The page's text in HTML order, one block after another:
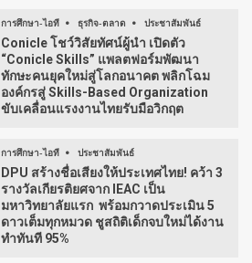
การศึกษา-ไอที ธุรกิจ-ตลาด ประชาสัมพันธ์
Conicle โชว์วิสัยทัศน์ผู้นำ เปิดตัว
“Conicle Skills” แพลตฟอร์มพัฒนา
ทักษะคนยุคใหม่สู่โลกอนาคต พลิกโฉม
องค์กรสู่ Skills-Based Organization
ขับเคลื่อนแรงงานไทยรับมือวิกฤต
การศึกษา-ไอที ประชาสัมพันธ์
DPU สร้างชื่อเสียงให้ประเทศไทย! คว้า 3
รางวัลเกียรติยศจาก IEAC เป็น
มหาวิทยาลัยแรก พร้อมกวาดประเมิน 5
ดาวเต็มทุกหมวด ชูสถิติเด็กจบใหม่ได้งาน
ทำทันที 95%